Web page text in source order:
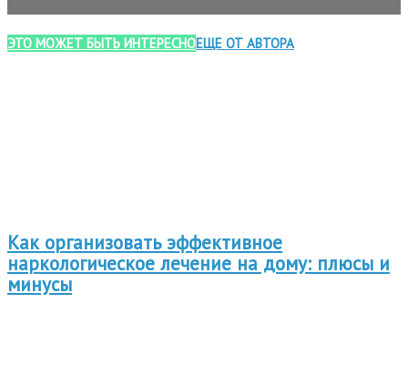
ЭТО МОЖЕТ БЫТЬ ИНТЕРЕСНОЕЩЕ ОТ АВТОРА
Как организовать эффективное
наркологическое лечение на дому: плюсы и
минусы